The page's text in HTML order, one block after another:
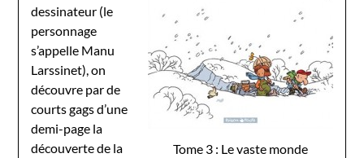
Tome 3 : Le vaste monde
dessinateur (le
personnage
s’appelle Manu
Larssinet), on
découvre par de
courts gags d’une
demi-page la
découverte de la